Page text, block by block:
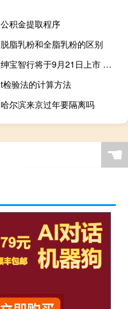
公积金提取程序
脱脂乳粉和全脂乳粉的区别
绅宝智行将于9月21日上市 配备AI人工智能
t检验法的计算方法
哈尔滨来京过年要隔离吗
☚